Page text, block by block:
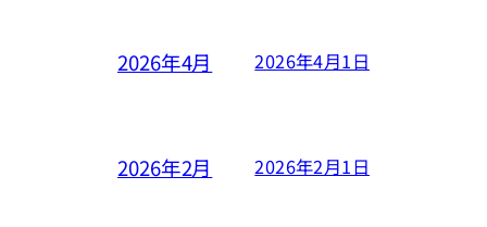
2026年4月 2026年4月1日
2026年2月 2026年2月1日